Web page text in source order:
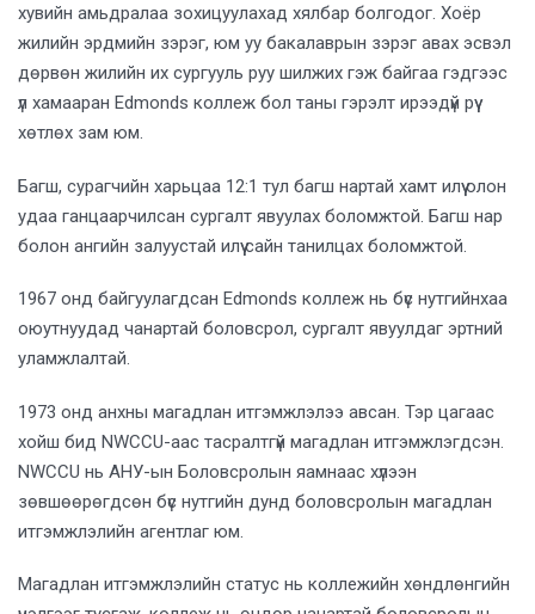
хувийн амьдралаа зохицуулахад хялбар болгодог. Хоёр
жилийн эрдмийн зэрэг, юм уу бакалаврын зэрэг авах эсвэл
дөрвөн жилийн их сургууль руу шилжих гэж байгаа гэдгээс
үл хамааран Edmonds коллеж бол таны гэрэлт ирээдүй рүү
хөтлөх зам юм.
Багш, сурагчийн харьцаа 12:1 тул багш нартай хамт илүү олон
удаа ганцаарчилсан сургалт явуулах боломжтой. Багш нар
болон ангийн залуустай илүү сайн танилцах боломжтой.
1967 онд байгуулагдсан Edmonds коллеж нь бүс нутгийнхаа
оюутнуудад чанартай боловсрол, сургалт явуулдаг эртний
уламжлалтай.
1973 онд анхны магадлан итгэмжлэлээ авсан. Тэр цагаас
хойш бид NWCCU-аас тасралтгүй магадлан итгэмжлэгдсэн.
NWCCU нь АНУ-ын Боловсролын яамнаас хүлээн
зөвшөөрөгдсөн бүс нутгийн дунд боловсролын магадлан
итгэмжлэлийн агентлаг юм.
Магадлан итгэмжлэлийн статус нь коллежийн хөндлөнгийн